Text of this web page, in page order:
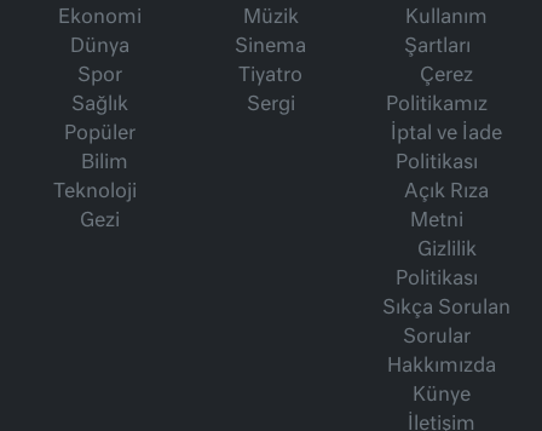
Ekonomi
Dünya
Spor
Sağlık
Popüler
Bilim
Teknoloji
Gezi
Müzik
Sinema
Tiyatro
Sergi
Kullanım
Şartları
Çerez
Politikamız
İptal ve İade
Politikası
Açık Rıza
Metni
Gizlilik
Politikası
Sıkça Sorulan
Sorular
Hakkımızda
Künye
İletişim